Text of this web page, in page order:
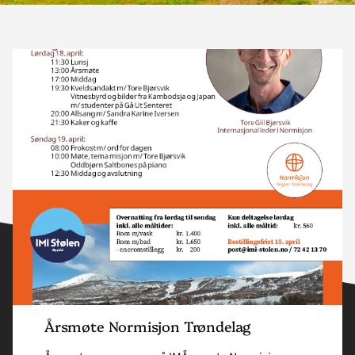
Årsmøte Normisjon Trøndelag
article
"Årsmøte
Normisjon
Trøndelag"